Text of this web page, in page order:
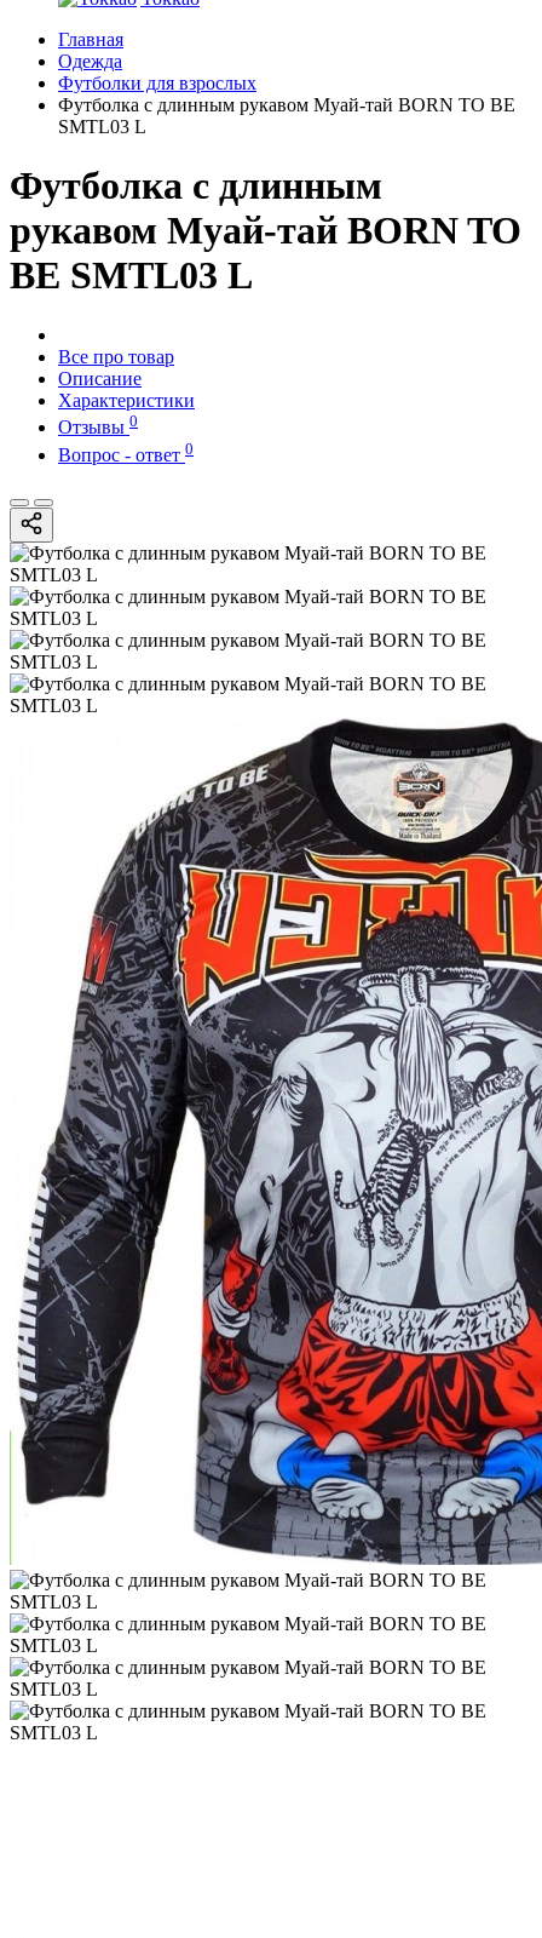
Главная
Одежда
Футболки для взрослых
Футболка с длинным рукавом Муай-тай BORN TO BE
SMTL03 L
Футболка с длинным
рукавом Муай-тай BORN TO
BE SMTL03 L
Все про товар
Описание
Характеристики
Отзывы 0
Вопрос - ответ 0